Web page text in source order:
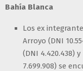
Bahía Blanca
Los ex
Arroyo (DNI
(DNI 4.420.438)
7.699.908) se